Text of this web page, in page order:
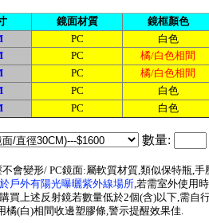
鏡面材質 鏡框顏色
PC 白色
PC 橘/白色相間
PC 橘/白色相間
PC 白色
PC 白色
數量:
會變形/ PC鏡面:屬軟質材質,類似保特瓶,
戶外有陽光曝曬紫外線場所,若需室外使用
上述反射鏡若數量低於2個(含)以下,需自
(白)相間收邊塑膠條,警示提醒效果佳.